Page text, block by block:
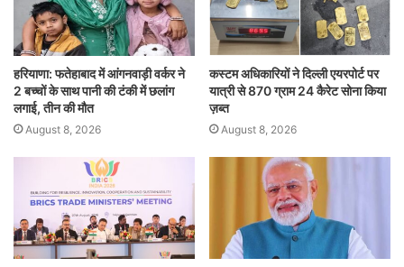
हरियाणा: फतेहाबाद में आंगनवाड़ी वर्कर ने
2 बच्चों के साथ पानी की टंकी में छलांग
लगाई, तीन की मौत
August 8, 2026
कस्टम अधिकारियों ने दिल्ली एयरपोर्ट पर
यात्री से 870 ग्राम 24 कैरेट सोना किया
ज़ब्त
August 8, 2026